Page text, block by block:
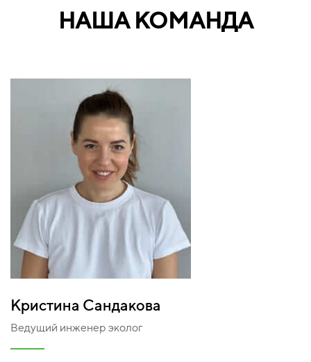
НАША КОМАНДА
Кристина Сандакова
Ведущий инженер эколог